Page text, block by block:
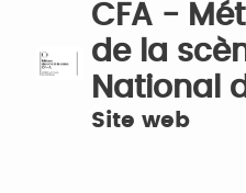
CFA -
de la
National
Site web